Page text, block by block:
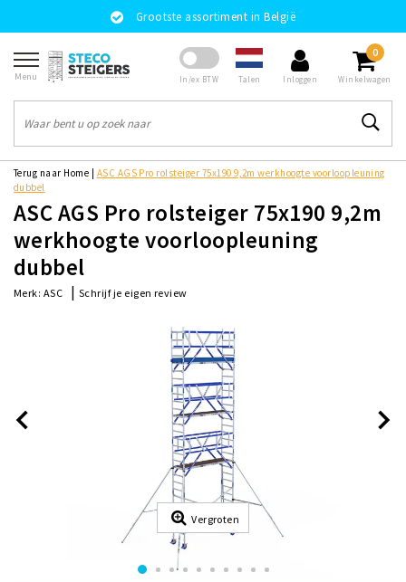
Grootste assortiment in België
Menu In/ex BTW Talen Inloggen
0
Winkelwagen
Terug naar Home
ASC AGS Pro rolsteiger 75x190 9,2m werkhoogte voorloopleuning
dubbel
ASC AGS Pro rolsteiger 75x190 9,2m
werkhoogte voorloopleuning
dubbel
Merk: ASC | Schrijf je eigen review
Vergroten